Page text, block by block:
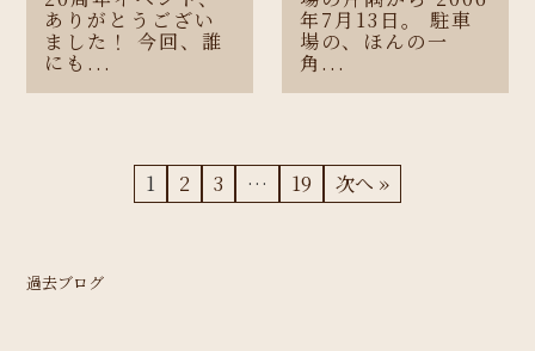
ありがとうござい
ました！ 今回、誰
にも...
年7月13日。 駐車
場の、ほんの一
角...
1 2 3 … 19 次へ »
過去ブログ